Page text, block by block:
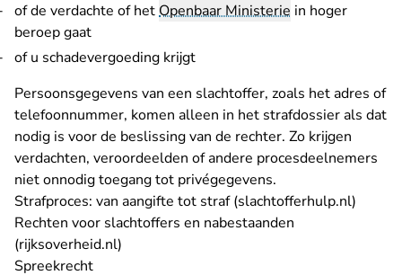
of de verdachte of hetOpenbaar Ministerie in hoger
beroep gaat
of u schadevergoeding krijgt
Persoonsgegevens van een slachtoffer, zoals het adres of
telefoonnummer, komen alleen in het strafdossier als dat
nodig is voor de beslissing van de rechter. Zo krijgen
verdachten, veroordeelden of andere procesdeelnemers
niet onnodig toegang tot privégegevens.
Strafproces: van aangifte tot straf (slachtofferhulp.nl)
Rechten voor slachtoffers en nabestaanden
(rijksoverheid.nl)
Spreekrecht